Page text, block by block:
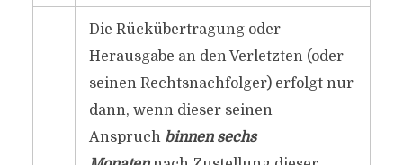
Die Rückübertragung oder
Herausgabe an den Verletzten (oder
seinen Rechtsnachfolger) erfolgt nur
dann, wenn dieser seinen
Anspruch binnen sechs